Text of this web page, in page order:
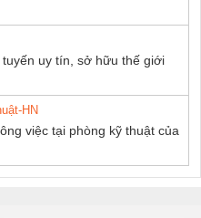
uy tín, sở hữu thế giới
HN
việc tại phòng kỹ thuật của